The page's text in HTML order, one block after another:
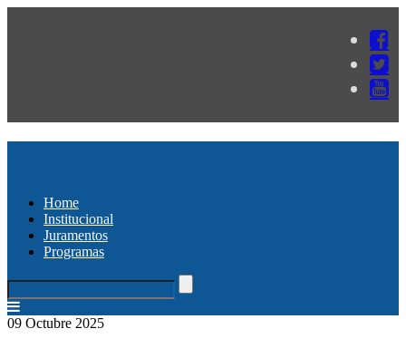
Home
Institucional
Juramentos
Programas
09 Octubre 2025